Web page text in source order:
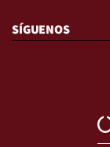
SÍGUENOS